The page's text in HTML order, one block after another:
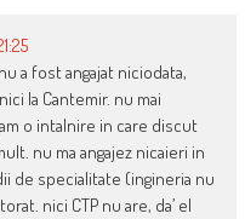
a fost angajat niciodata,
la Cantemir. nu mai
o intalnire in care discut
nu ma angajez nicaieri in
de specialitate (ingineria nu
nici CTP nu are, da’ el